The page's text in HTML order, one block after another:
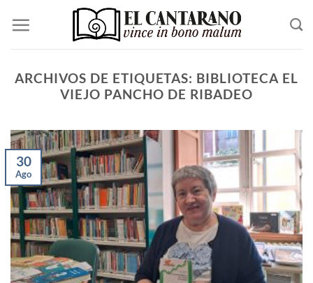
contenido
ARCHIVOS DE ETIQUETAS: BIBLIOTECA EL
VIEJO PANCHO DE RIBADEO
30
Ago